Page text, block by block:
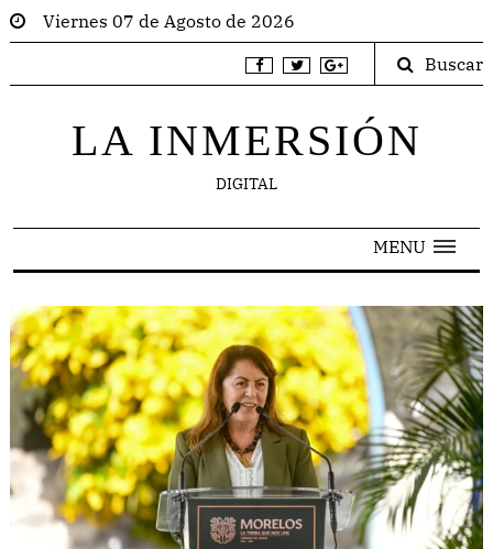
Viernes 07 de Agosto de 2026
Buscar
LA INMERSIÓN
DIGITAL
MENU